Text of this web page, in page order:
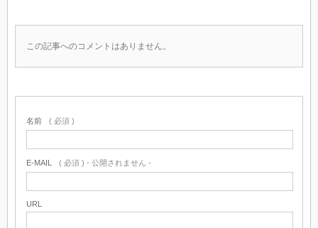
この記事へのコメントはありません。
名前 ( 必須 )
E-MAIL ( 必須 ) - 公開されません -
URL